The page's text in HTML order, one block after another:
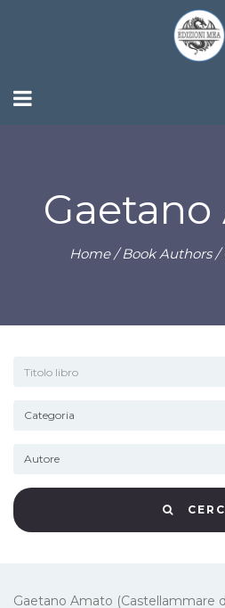
Home/ Book Authors /
Gaetano Amato (Castellammare